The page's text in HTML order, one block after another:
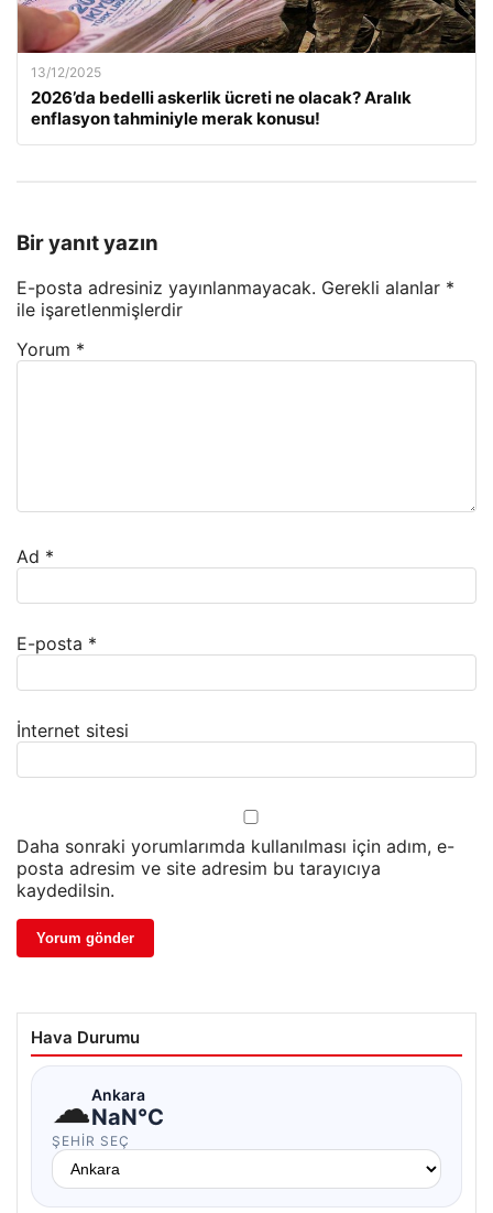
13/12/2025
2026’da bedelli askerlik ücreti ne olacak? Aralık
enflasyon tahminiyle merak konusu!
Bir yanıt yazın
E-posta adresiniz yayınlanmayacak. Gerekli alanlar *
ile işaretlenmişlerdir
Yorum *
Ad *
E-posta *
İnternet sitesi
Daha sonraki yorumlarımda kullanılması için adım, e-
posta adresim ve site adresim bu tarayıcıya
kaydedilsin.
Hava Durumu
☁Ankara
NaN°C
ŞEHIR SEÇ